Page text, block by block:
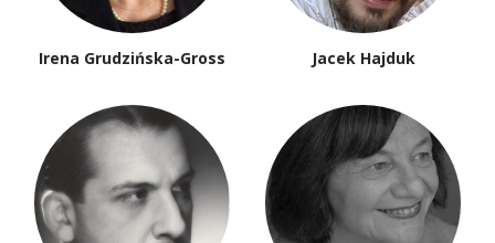
Irena Grudzińska-Gross Jacek Hajduk